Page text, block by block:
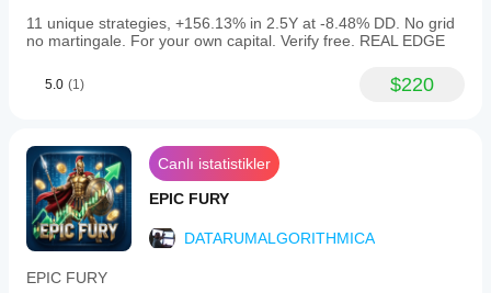
11 unique strategies, +156.13% in 2.5Y at -8.48% DD. No grid
no martingale. For your own capital. Verify free. REAL EDGE
5.0 (1) $220
Canlı istatistikler
EPIC FURY
DATARUMALGORITHMICA
EPIC FURY